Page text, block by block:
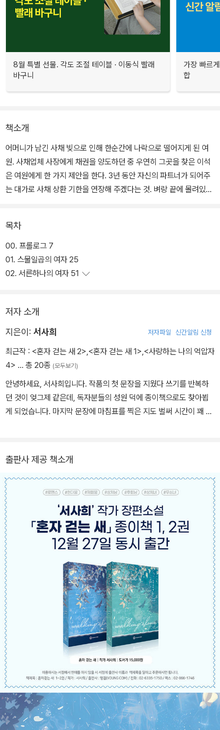
8월 특별 선물. 각도 조절 테이블 · 이동식 빨래
바구니
가장 빠르
합
책소개
어머니가 남긴 사채 빚으로 인해 한순간에 나락으로 떨어지게 된 여
원. 사채업체 사장에게 채권을 양도하던 중 우연히 그곳을 찾은 이석
은 여원에게 한 가지 제안을 한다. 3년 동안 자신의 파트너가 되어주
는 대가로 사채 상환 기한을 연장해 주겠다는 것. 벼랑 끝에 몰려있던
태도로 선을 그어버리고 그의 행동에 조금이나마 희망을 품었던 여원
은 마지막 순간, 끝내 무너지며 돌이킬 수 없는 선택을 하고야 만다.
목차
00. 프롤로그 7
01. 스물일곱의 여자 25
02. 서른하나의 여자 51
저자 소개
지은이: 서사희 저자파일 신간알림 신청
최근작 : <혼자 걷는 새 2>,<혼자 걷는 새 1>,<사랑하는 나의 억압자
4> … 총 20종 (모두보기)
안녕하세요, 서사희입니다. 작품의 첫 문장을 지웠다 쓰기를 반복하
던 것이 엊그제 같은데, 독자분들의 성원 덕에 종이책으로도 찾아뵙
게 되었습니다. 마지막 문장에 마침표를 찍은 지도 벌써 시간이 꽤 흘
함께해 주신 독자분들에게 감사한 마음을 전합니다. 모든 분들께 무
운을 빕니다. 《숨자취를 더듬은 적 없다》, 《일어나지 않은 것들에 관
하여》, 《사랑하는 나의 억압자》, 《난파》등.
출판사 제공 책소개